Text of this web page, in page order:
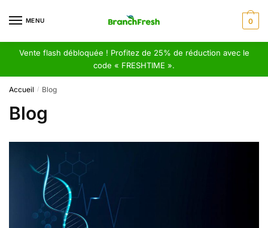
MENU 0
Vente flash débloquée ! Profitez de 25% de réduction avec le
code « FRESHTIME ».
Accueil / Blog
Blog